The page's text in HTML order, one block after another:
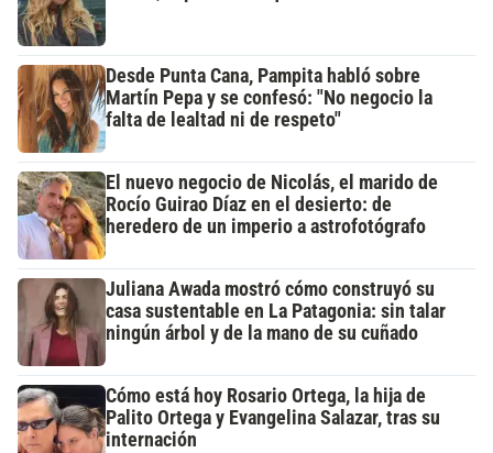
Desde Punta Cana, Pampita habló sobre
Martín Pepa y se confesó: "No negocio la
falta de lealtad ni de respeto"
El nuevo negocio de Nicolás, el marido de
Rocío Guirao Díaz en el desierto: de
heredero de un imperio a astrofotógrafo
Juliana Awada mostró cómo construyó su
casa sustentable en La Patagonia: sin talar
ningún árbol y de la mano de su cuñado
Cómo está hoy Rosario Ortega, la hija de
Palito Ortega y Evangelina Salazar, tras su
internación